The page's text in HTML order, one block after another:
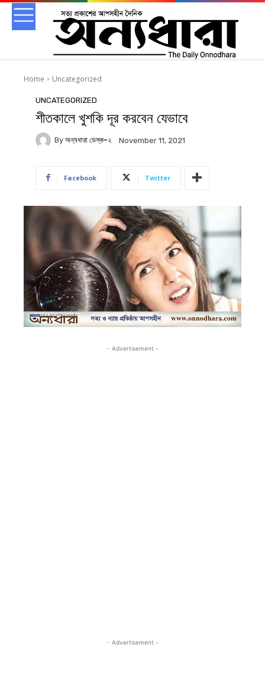
Home Uncategorized
UNCATEGORIZED
শীতকালে খুশকি দূর করবেন যেভাবে
By অন্যধারা ডেস্ক-২ November 11, 2021
Facebook Twitter
- Advertisement -
- Advertisement -